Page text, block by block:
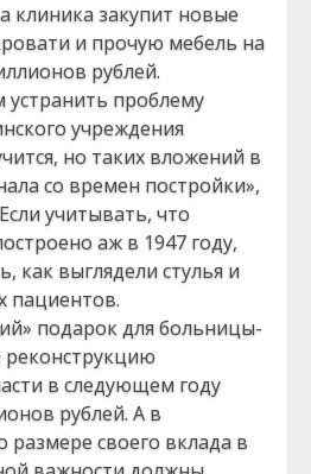
клиника закупит новые
и прочую мебель на
рублей.
устранить проблему
учреждения
но таких вложений в
со времен постройки»,
учитывать, что
аж в 1947 году,
как выглядели стулья и
пациентов.
подарок для больницы-
реконструкцию
в следующем году
рублей. А в
своего вклада в